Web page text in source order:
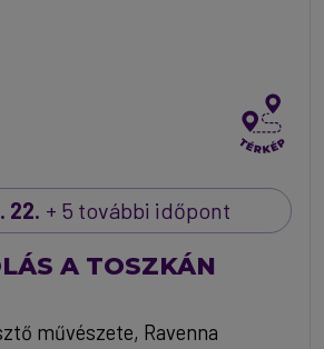
22. + 5 további időpont
A TOSZKÁN
művészete, Ravenna